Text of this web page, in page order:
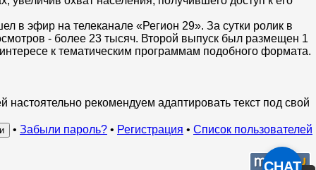
в эфир на телеканале «Регион 29». За сутки ролик в
- более 23 тысяч. Второй выпуск был размещен 1
к тематическим программам подобного формата.
рекомендуем адаптировать текст под свой
• Забыли пароль? • Регистрация • Список пользователей
CHAT